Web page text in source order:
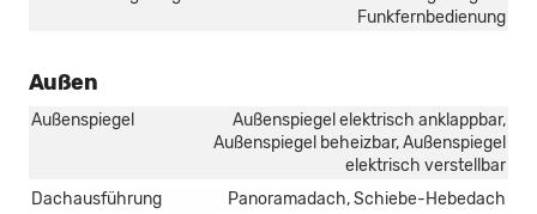
Funkfernbedienung
Außen
Außenspiegel
Außenspiegel elektrisch anklappbar,
Außenspiegel beheizbar, Außenspiegel
elektrisch verstellbar
Dachausführung
Panoramadach, Schiebe-Hebedach